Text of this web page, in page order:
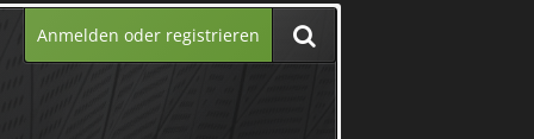
Anmelden oder registrieren